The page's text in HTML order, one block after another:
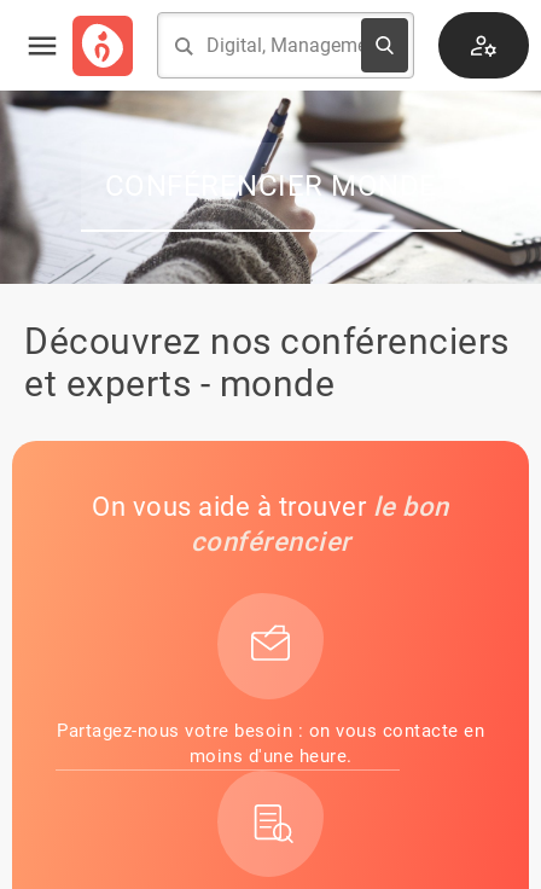
CONFÉRENCIER MONDE
Découvrez nos conférenciers
et experts - monde
On vous aide à trouver le bon
conférencier
Partagez-nous votre besoin : on vous contacte en
moins d'une heure.